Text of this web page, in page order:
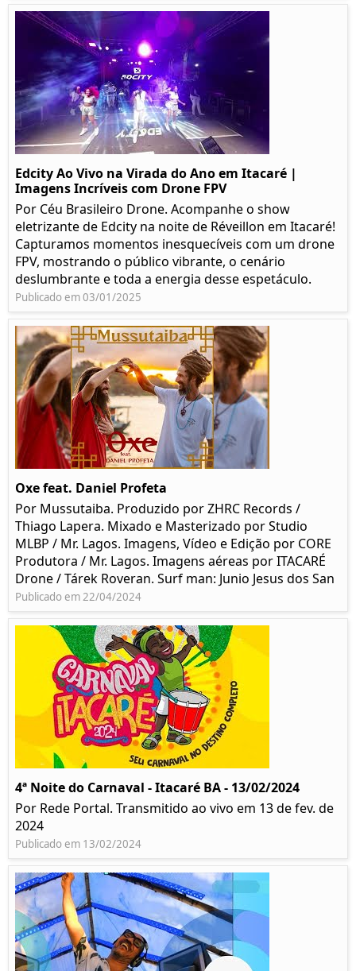
Edcity Ao Vivo na Virada do Ano em Itacaré |
Imagens Incríveis com Drone FPV
Por Céu Brasileiro Drone. Acompanhe o show
eletrizante de Edcity na noite de Réveillon em Itacaré!
Capturamos momentos inesquecíveis com um drone
FPV, mostrando o público vibrante, o cenário
deslumbrante e toda a energia desse espetáculo.
Publicado em 03/01/2025
Oxe feat. Daniel Profeta
Por Mussutaiba. Produzido por ZHRC Records /
Thiago Lapera. Mixado e Masterizado por Studio
MLBP / Mr. Lagos. Imagens, Vídeo e Edição por CORE
Produtora / Mr. Lagos. Imagens aéreas por ITACARÉ
Drone / Tárek Roveran. Surf man: Junio Jesus dos San
Publicado em 22/04/2024
4ª Noite do Carnaval - Itacaré BA - 13/02/2024
Por Rede Portal. Transmitido ao vivo em 13 de fev. de
2024
Publicado em 13/02/2024